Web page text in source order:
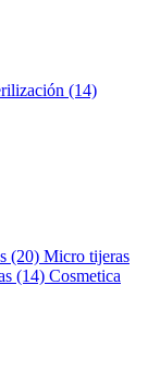
(14)
(20) Micro tijeras
(14) Cosmetica